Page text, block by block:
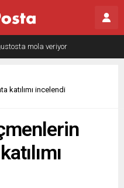
katılımı incelendi